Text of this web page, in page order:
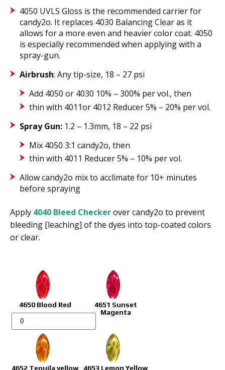
4050 UVLS Gloss is the recommended carrier for
candy2o. It replaces 4030 Balancing Clear as it
allows for a more even and heavier color coat. 4050
is especially recommended when applying with a
spray-gun.
Airbrush: Any tip-size, 18 – 27 psi
Add 4050 or 4030 10% – 300% per vol., then
thin with 4011or 4012 Reducer 5% – 20% per vol.
Spray Gun: 1.2 – 1.3mm, 18 – 22 psi
Mix 4050 3:1 candy2o, then
thin with 4011 Reducer 5% – 10% per vol.
Allow candy2o mix to acclimate for 10+ minutes
before spraying
Apply 4040 Bleed Checkerover candy2o to prevent
bleeding [leaching] of the dyes into top-coated colors
or clear.
4650 Blood Red
AUTO-
AIR
COLOURS
CANDY
4651 Sunset
Magenta
4652 Tequila yellow 4653 Lemon Yellow